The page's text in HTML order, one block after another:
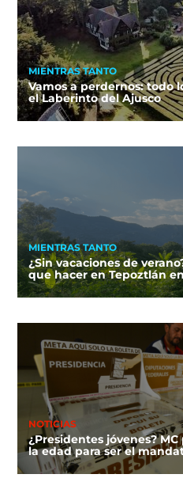
MIENTRAS TANTO
Vamos a perdernos: todo
el Laberinto del Ajusco
MIENTRAS TANTO
¿Sin vacaciones de
que hacer en Tepoztlán
NOTICIAS
¿Presidentes jóvenes?
la edad para ser el